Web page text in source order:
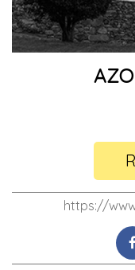
https://